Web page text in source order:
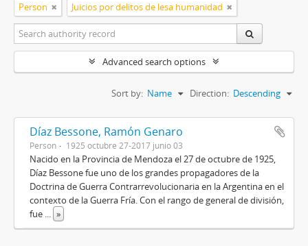
Person Juicios por delitos de lesa humanidad
Advanced search options
Sort by: Name Direction: Descending
Díaz Bessone, Ramón Genaro
Person 1925 octubre 27-2017 junio 03
Nacido en la Provincia de Mendoza el 27 de octubre de 1925,
Díaz Bessone fue uno de los grandes propagadores de la
Doctrina de Guerra Contrarrevolucionaria en la Argentina en el
contexto de la Guerra Fría. Con el rango de general de división,
fue ... »